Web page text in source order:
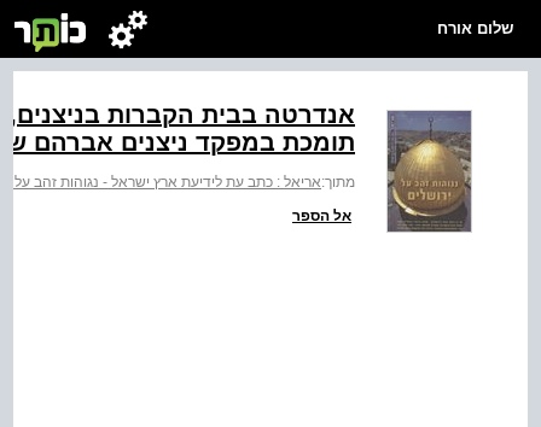
שלום אורח
אנדרטה בבית הקברות
תומכת במפקד ניצנים אברהם
מתוך:אריאל : כתב עת לידיעת ארץ ישראל - נגוהות זהב על
אל הספר